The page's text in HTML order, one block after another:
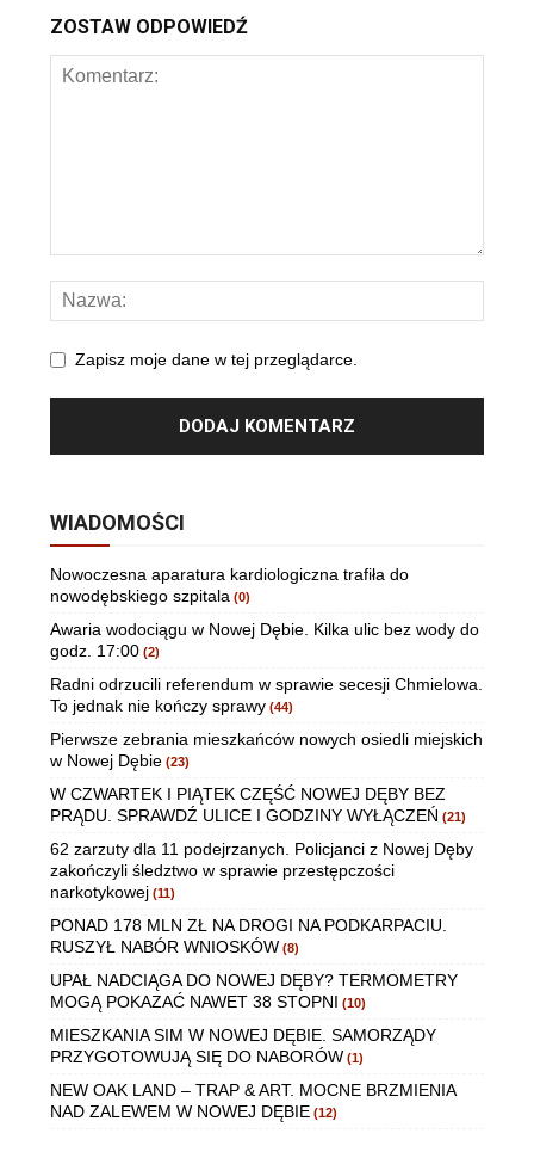
ZOSTAW ODPOWIEDŹ
Zapisz moje dane w tej przeglądarce.
WIADOMOŚCI
Nowoczesna aparatura kardiologiczna trafiła do
nowodębskiego szpitala (0)
Awaria wodociągu w Nowej Dębie. Kilka ulic bez wody do
godz. 17:00 (2)
Radni odrzucili referendum w sprawie secesji Chmielowa.
To jednak nie kończy sprawy (44)
Pierwsze zebrania mieszkańców nowych osiedli miejskich
w Nowej Dębie (23)
W CZWARTEK I PIĄTEK CZĘŚĆ NOWEJ DĘBY BEZ
PRĄDU. SPRAWDŹ ULICE I GODZINY WYŁĄCZEŃ (21)
62 zarzuty dla 11 podejrzanych. Policjanci z Nowej Dęby
zakończyli śledztwo w sprawie przestępczości
narkotykowej (11)
PONAD 178 MLN ZŁ NA DROGI NA PODKARPACIU.
RUSZYŁ NABÓR WNIOSKÓW (8)
UPAŁ NADCIĄGA DO NOWEJ DĘBY? TERMOMETRY
MOGĄ POKAZAĆ NAWET 38 STOPNI (10)
MIESZKANIA SIM W NOWEJ DĘBIE. SAMORZĄDY
PRZYGOTOWUJĄ SIĘ DO NABORÓW (1)
NEW OAK LAND – TRAP & ART. MOCNE BRZMIENIA
NAD ZALEWEM W NOWEJ DĘBIE (12)